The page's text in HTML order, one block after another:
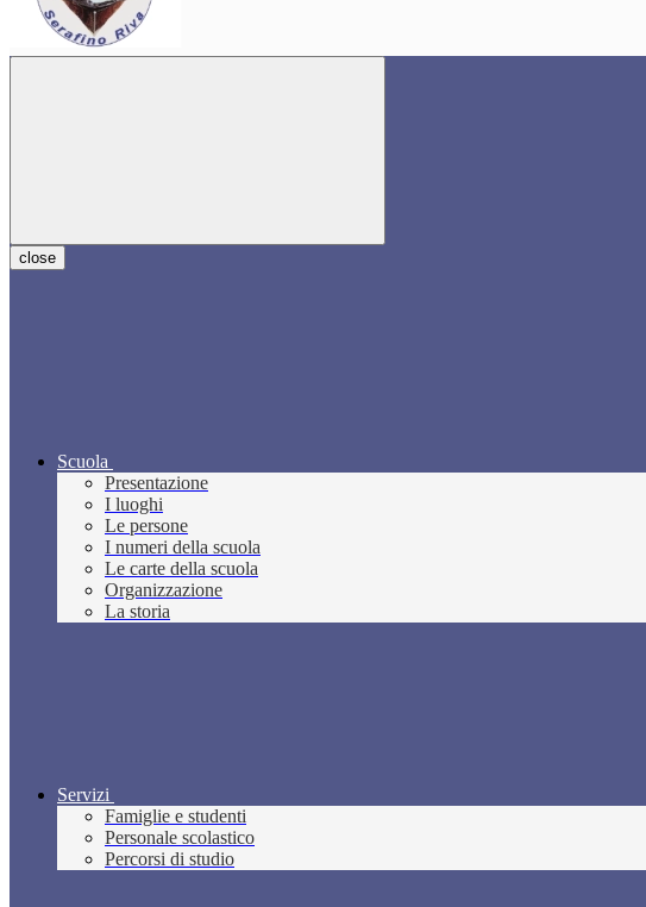
close
Scuola
Presentazione
I luoghi
Le persone
I numeri della scuola
Le carte della scuola
Organizzazione
La storia
Servizi
Famiglie e studenti
Personale scolastico
Percorsi di studio